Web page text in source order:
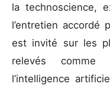
la technoscience,
l’entretien accordé
est invité sur les
relevés
l’intelligence